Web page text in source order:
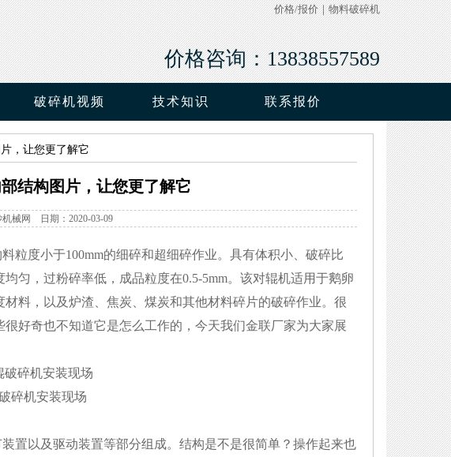
价格/报价｜物料破碎机
价格咨询：13838557589
破碎机视频 技术知识 联系报价
，让您更了解它
结构图片，让您更了解它
械网 日期：2020-03-09
粒度小于100mm的细碎和超细碎作业。具有体积小、破碎比
匀，过粉碎率低，成品粒度在0.5-5mm。该对辊机适用于鹅卵
料，以及炉渣、焦炭、煤炭和其他材料碎片的破碎作业。很
好奇也不知道它是怎么工作的，今天我们金联厂家为大家展
碎机安装现场
以及驱动装置等部分组成。结构是不是很简单？操作起来也